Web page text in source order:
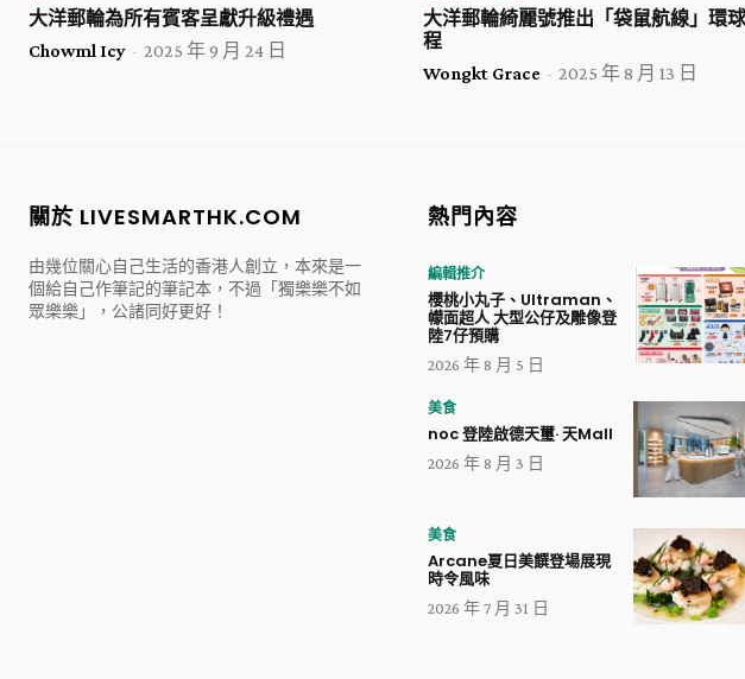
大洋郵輪為所有賓客呈獻升級禮遇
Chowml Icy - 2025 年 9 月 24 日
大洋郵輪綺麗號推出「袋鼠航線」環
程
Wongkt Grace - 2025 年 8 月 13 日
關於 LIVESMARTHK.COM
由幾位關心自己生活的香港人創立，本來是一
個給自己作筆記的筆記本，不過「獨樂樂不如
眾樂樂」，公諸同好更好！
熱門內容
編輯推介
櫻桃小丸子、Ultraman、
幪面超人 大型公仔及雕像登
陸7仔預購
2026 年 8 月 5 日
美食
noc 登陸啟德天璽· 天Mall
2026 年 8 月 3 日
美食
Arcane夏日美饌登場展現
時令風味
2026 年 7 月 31 日